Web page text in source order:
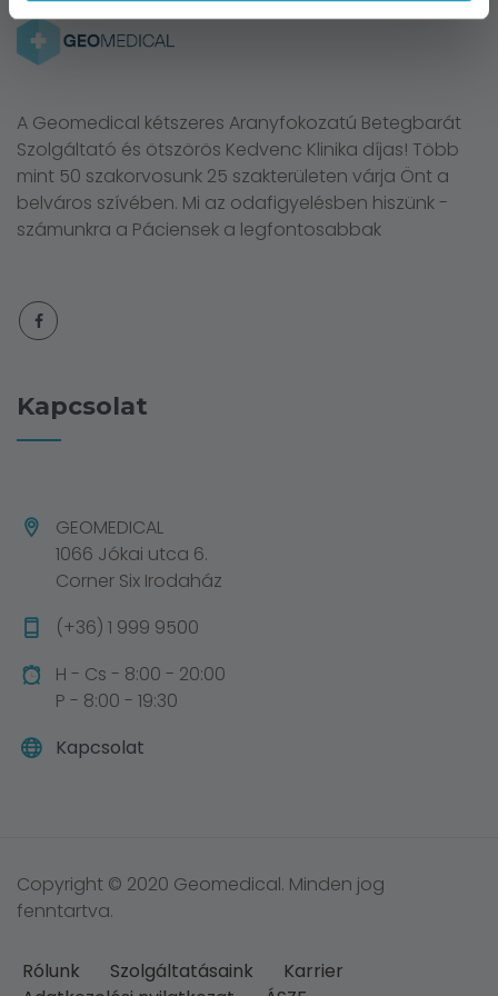
A Geomedical kétszeres Aranyfokozatú Betegbarát
Szolgáltató és ötszörös Kedvenc Klinika díjas! Több
mint 50 szakorvosunk 25 szakterületen várja Önt a
belváros szívében. Mi az odafigyelésben hiszünk -
számunkra a Páciensek a legfontosabbak
Kapcsolat
GEOMEDICAL
1066 Jókai utca 6.
Corner Six Irodaház
(+36) 1 999 9500
H - Cs - 8:00 - 20:00
P - 8:00 - 19:30
Kapcsolat
Copyright © 2020 Geomedical. Minden jog
fenntartva.
Rólunk Szolgáltatásaink
Karrier